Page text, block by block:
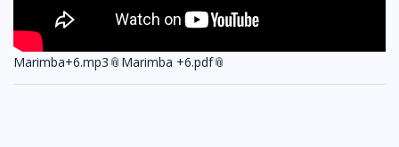
Marimba+6.mp3 Marimba +6.pdf